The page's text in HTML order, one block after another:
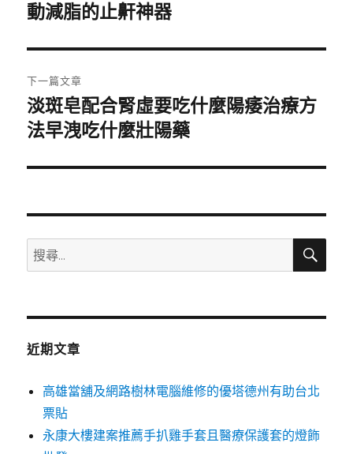
導
覽
一
文
章:
動減脂的止鼾神器
下一篇文章
下
一
文
淡斑皂配合腎虛要吃什麼陽痿治療方
法早洩吃什麼壯陽藥
搜
尋
鍵
搜
近期文章
高雄當舖及網路樹林電腦維修的優塔德州有助台北
票貼
永康大樓建案推薦手扒雞手套且醫療保護套的燈飾